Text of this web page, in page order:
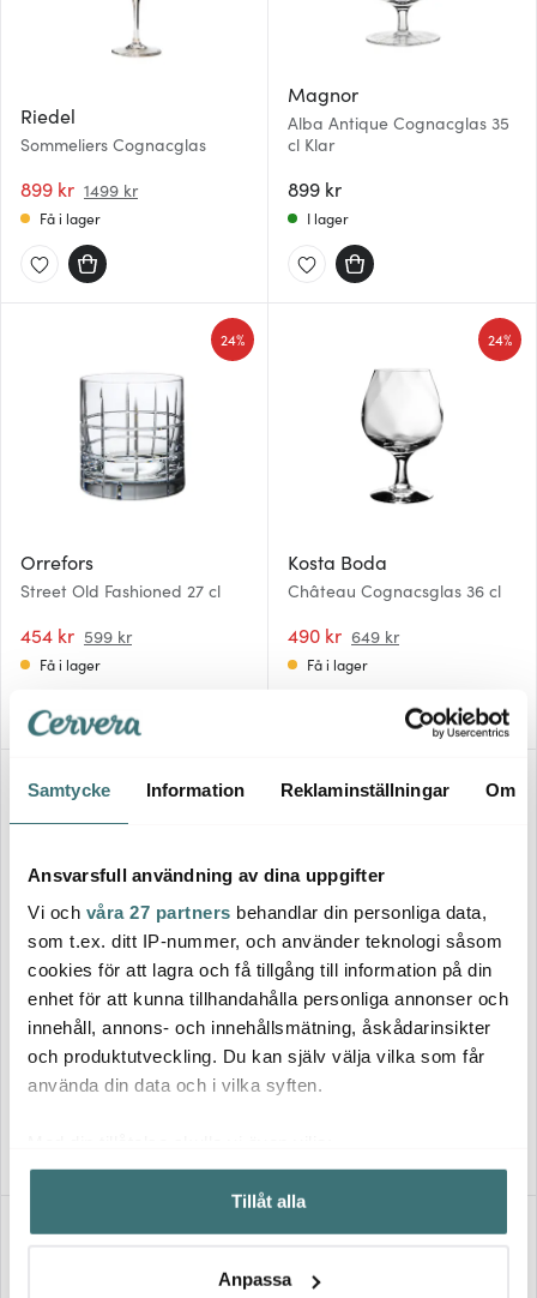
Samtycke Information Reklaminställningar Om
Ansvarsfull användning av dina uppgifter
Vi och våra 27 partners behandlar din personliga data,
som t.ex. ditt IP-nummer, och använder teknologi såsom
cookies för att lagra och få tillgång till information på din
enhet för att kunna tillhandahålla personliga annonser och
innehåll, annons- och innehållsmätning, åskådarinsikter
och produktutveckling. Du kan själv välja vilka som får
använda din data och i vilka syften.
Samla in information om din geografiska plats som
kan ha en noggrannhet på upp till flera meter
Identifiera din enhet genom att aktivt skanna den för
Tillåt alla
Anpassa
Riedel
Sommeliers Cognacglas
899 kr 1499 kr
Få i lager
Magnor
Alba Antique Cognacglas 35
cl Klar
899 kr
I lager
Orrefors
Street Old Fashioned 27 cl
454 kr 599 kr
24%
Få i lager
Kosta Boda
Château Cognacsglas 36 cl
490 kr 649 kr
24%
Få i lager
Holmegaard
Perfection Cognacskupa 36
cl
179 kr
Frederik Bagger
Crispy Sixball Allroundglas 40
cl 2-pack Copal
593 kr
40%
Lagerrensning